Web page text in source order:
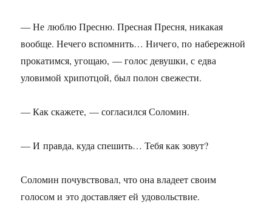
— Не люблю Пресню. Пресная Пресня, никакая
вообще. Нечего вспомнить… Ничего, по набережной
прокатимся, угощаю, — голос девушки, с едва
уловимой хрипотцой, был полон свежести.
— Как скажете, — согласился Соломин.
— И правда, куда спешить… Тебя как зовут?
Соломин почувствовал, что она владеет своим
голосом и это доставляет ей удовольствие.